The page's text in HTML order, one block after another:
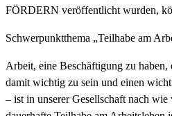
FÖRDERN veröffentlicht wurden,
Schwerpunktthema „Teilhabe am
Arbeit, eine Beschäftigung zu haben,
damit wichtig zu sein und einen
– ist in unserer Gesellschaft nach